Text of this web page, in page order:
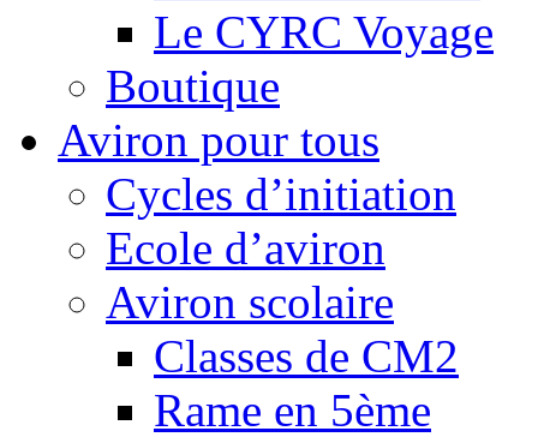
Le CYRC Voyage
Boutique
Aviron pour tous
Cycles d’initiation
Ecole d’aviron
Aviron scolaire
Classes de CM2
Rame en 5ème